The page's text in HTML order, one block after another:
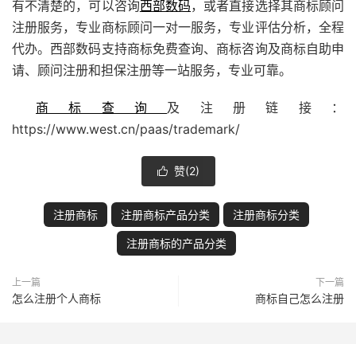
有不清楚的，可以咨询西部数码，或者直接选择其商标顾问
注册服务，专业商标顾问一对一服务，专业评估分析，全程
代办。西部数码支持商标免费查询、商标咨询及商标自助申
请、顾问注册和担保注册等一站服务，专业可靠。
商标查询 及注册链接：
https://www.west.cn/paas/trademark/
 赞(2)
注册商标 注册商标产品分类 注册商标分类
注册商标的产品分类
上一篇
怎么注册个人商标
下一篇
商标自己怎么注册